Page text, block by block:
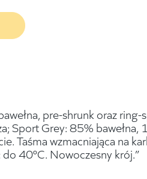
pre-shrunk oraz
Sport Grey: 85% bawełna,
Taśma wzmacniająca na
40°C. Nowoczesny krój.”